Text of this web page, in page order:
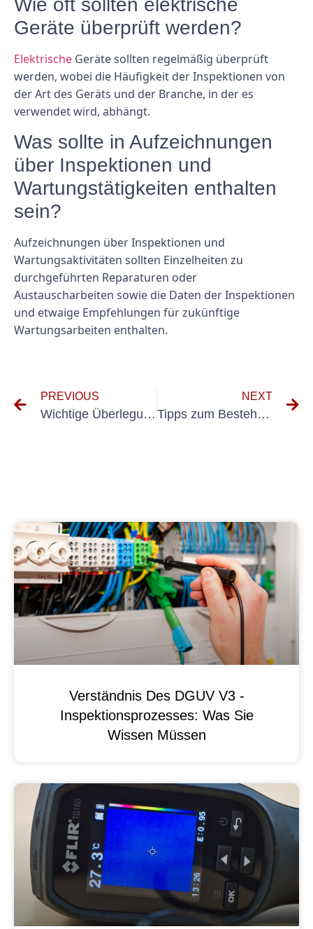
Wie oft sollten elektrische
Geräte überprüft werden?
Elektrische Geräte sollten regelmäßig überprüft
werden, wobei die Häufigkeit der Inspektionen von
der Art des Geräts und der Branche, in der es
verwendet wird, abhängt.
Was sollte in Aufzeichnungen
über Inspektionen und
Wartungstätigkeiten enthalten
sein?
Aufzeichnungen über Inspektionen und
Wartungsaktivitäten sollten Einzelheiten zu
durchgeführten Reparaturen oder
Austauscharbeiten sowie die Daten der Inspektionen
und etwaige Empfehlungen für zukünftige
Wartungsarbeiten enthalten.
PREVIOUS
Wichtige Überlegungen zur Durchführung der DGUV-Prüfung zu elektrischen Anlagen
NEXT
Tipps zum Bestehen der DGUV-Prüfung für Fahrzeuge mit Bravour
Verständnis Des DGUV V3 -
Inspektionsprozesses: Was Sie
Wissen Müssen